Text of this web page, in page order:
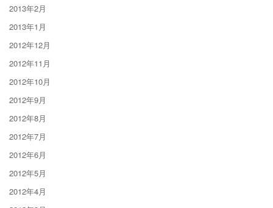
2013年2月
2013年1月
2012年12月
2012年11月
2012年10月
2012年9月
2012年8月
2012年7月
2012年6月
2012年5月
2012年4月